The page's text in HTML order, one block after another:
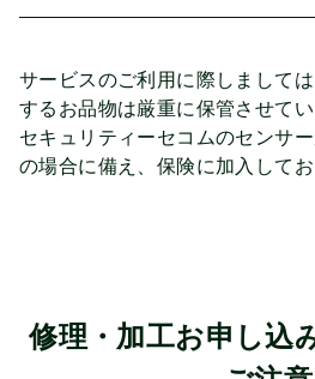
サービスのご利用に際しまして
するお品物は厳重に保管させてい
セキュリティーセコムのセンサ
の場合に備え、保険に加入してお
修理・加工お申し込